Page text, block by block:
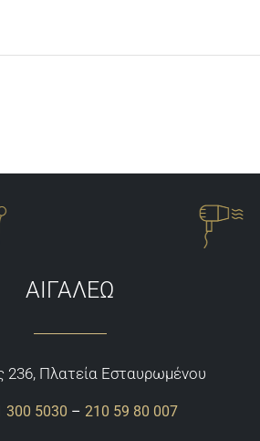
ΑΙΓΑΛΕΩ
236, Πλατεία Εσταυρωμένου
300 5030 –210 59 80 007